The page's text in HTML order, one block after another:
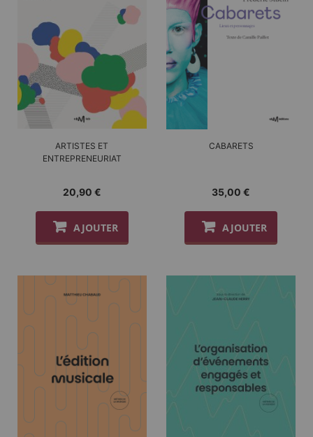
ARTISTES ET
ENTREPRENEURIAT
20,90 €
AJOUTER
CABARETS
35,00 €
AJOUTER